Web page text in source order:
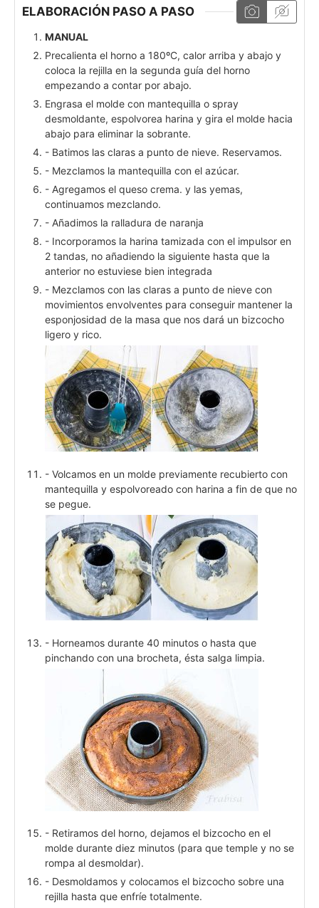
ELABORACIÓN PASO A PASO
MANUAL
Precalienta el horno a 180ºC, calor arriba y abajo y
coloca la rejilla en la segunda guía del horno
empezando a contar por abajo.
Engrasa el molde con mantequilla o spray
desmoldante, espolvorea harina y gira el molde hacia
abajo para eliminar la sobrante.
- Batimos las claras a punto de nieve. Reservamos.
- Mezclamos la mantequilla con el azúcar.
- Agregamos el queso crema. y las yemas,
continuamos mezclando.
- Añadimos la ralladura de naranja
- Incorporamos la harina tamizada con el impulsor en
2 tandas, no añadiendo la siguiente hasta que la
anterior no estuviese bien integrada
- Mezclamos con las claras a punto de nieve con
movimientos envolventes para conseguir mantener la
esponjosidad de la masa que nos dará un bizcocho
ligero y rico.
- Volcamos en un molde previamente recubierto con
mantequilla y espolvoreado con harina a fin de que no
se pegue.
- Horneamos durante 40 minutos o hasta que
pinchando con una brocheta, ésta salga limpia.
- Retiramos del horno, dejamos el bizcocho en el
molde durante diez minutos (para que temple y no se
rompa al desmoldar).
- Desmoldamos y colocamos el bizcocho sobre una
rejilla hasta que enfríe totalmente.